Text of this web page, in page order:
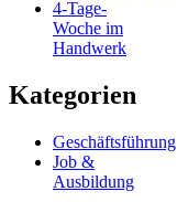
4-Tage-
Woche im
Handwerk
Kategorien
Geschäftsführung
Job &
Ausbildung